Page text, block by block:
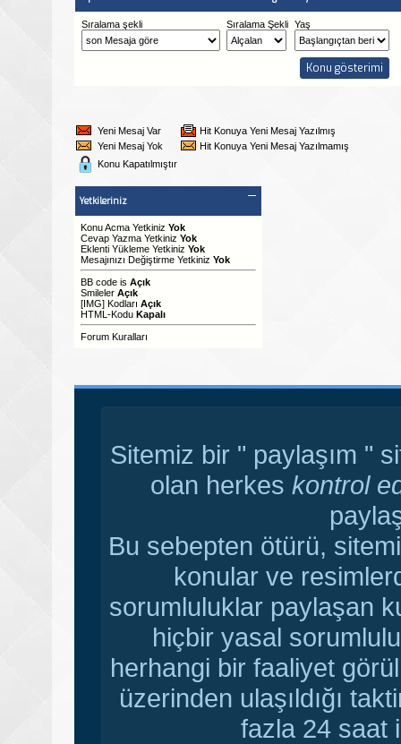
Sıralama şekli Sıralama Şekli Yaş
Yeni Mesaj Var
Hit Konuya Yeni Mesaj Yazılmış
Yeni Mesaj Yok
Hit Konuya Yeni Mesaj Yazılmamış
Konu Kapatılmıştır
Yetkileriniz
Konu Acma Yetkiniz Yok
Cevap Yazma Yetkiniz Yok
Eklenti Yükleme Yetkiniz Yok
Mesajınızı Değiştirme Yetkiniz Yok
BB code is Açık
Smileler Açık
[IMG] Kodları Açık
HTML-Kodu Kapalı
Forum Kuralları
Sitemiz bir " paylaşım "
olan herkes kontrol
Bu sebepten ötürü,
konular ve
sorumluluklar paylaşan
hiçbir yasal
herhangi bir faaliyet
üzerinden ulaşıldığı
fazla 24 saat